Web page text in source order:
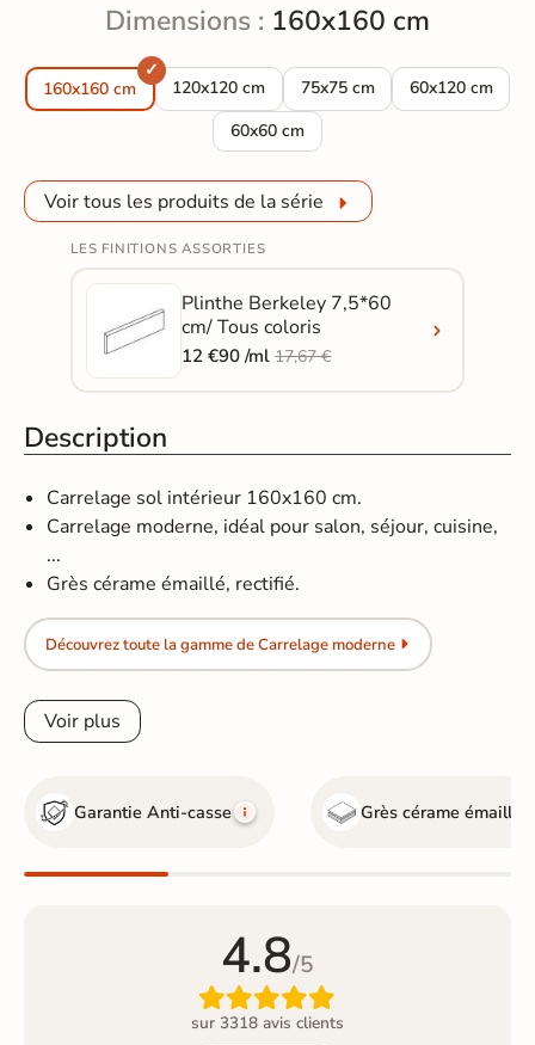
Dimensions : 160x160 cm
160x160 cm 120x120 cm
Carrelage sol moderne Berkeley blanc
75x75 cm
Carrelage sol moderne
60x120 cm
Carrelage sol
60x60 cm
Carrelage sol moderne Berkeley blanc
Voir tous les produits de la série
LES FINITIONS ASSORTIES
Plinthe Berkeley 7,5*60
cm/ Tous coloris
12 €90 /ml17,67 €
Description
Carrelage sol intérieur 160x160 cm.
Carrelage moderne, idéal pour salon, séjour, cuisine,
...
Grès cérame émaillé, rectifié.
Découvrez toute la gamme de Carrelage moderne
Voir plus
Garantie Anti-casse Grès cérame émaillé
4.8/5

sur 3318 avis clients